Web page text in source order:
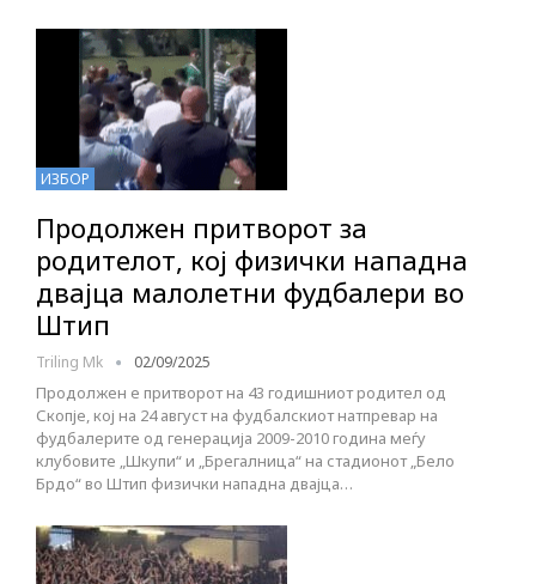
ИЗБОР
Продолжен притворот за
родителот, кој физички нападна
двајца малолетни фудбалери во
Штип
Triling Mk 02/09/2025
Продолжен е притворот на 43 годишниот родител од
Скопје, кој на 24 август на фудбалскиот натпревар на
фудбалерите од генерација 2009-2010 година меѓу
клубовите „Шкупи“ и „Брегалница“ на стадионот „Бело
Брдо“ во Штип физички нападна двајца…